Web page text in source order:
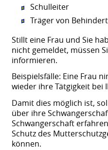
Schulleiter
Träger von
Stillt eine Frau und Sie
nicht gemeldet, müssen
informieren.
Beispielsfälle: Eine Frau
wieder ihre Tätgigkeit bei
Damit dies möglich ist,
über ihre
Schwangerschaft
Schutz des
können.